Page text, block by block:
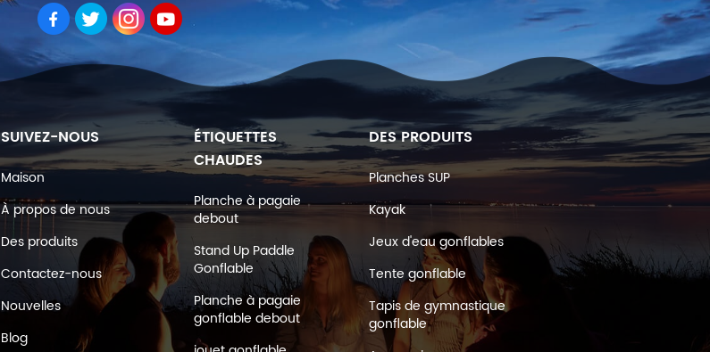
SUIVEZ-NOUS
Maison
À propos de nous
Des produits
Contactez-nous
Nouvelles
Blog
ÉTIQUETTES
CHAUDES
Planche à pagaie
debout
Stand Up Paddle
Gonflable
Planche à pagaie
gonflable debout
DES PRODUITS
Planches SUP
Kayak
Jeux d'eau gonflables
Tente gonflable
Tapis de gymnastique
gonflable